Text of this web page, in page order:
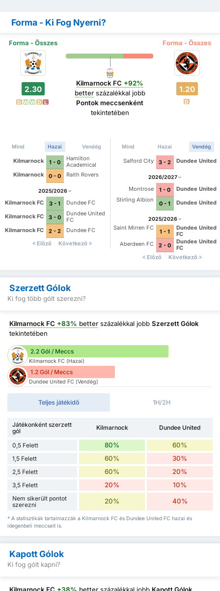
Forma - Ki Fog Nyerni?
Forma - Összes Forma - Összes
2.30
D W W D L
Kilmarnock FC +92%
betterszázalékkal jobb
Pontok meccsenként
tekintetében
1.20
D
Mind Hazai Vendég
Kilmarnock 1 - 0
Hamilton
Academical
Kilmarnock
0 - 0 Raith Rovers
2025/2026
Kilmarnock FC 3 - 1
Dundee FC
Kilmarnock FC
3 - 0
Dundee United
FC
Kilmarnock FC
2 - 2
Dundee FC
Előző
Következő
Mind Hazai Vendég
Salford City 3 - 2 Dundee United
2026/2027
Montrose 1 - 0
Dundee United
Stirling Albion
0 - 1 Dundee United
2025/2026
Saint Mirren FC
1 - 1
Dundee United
FC
Aberdeen FC
2 - 0
Dundee United
FC
Előző
Következő
Szerzett Gólok
Ki fog több gólt szerezni?
Kilmarnock FC +83% better százalékkal jobb Szerzett Gólok
tekintetében
2.2 Gól / Meccs
Kilmarnock FC (Hazai)
1.2 Gól / Meccs
Dundee United FC (Vendég)
Teljes játékidő 1H/2H
Játékonként szerzett
gól
Kilmarnock Dundee United
0,5 Felett 80% 60%
1,5 Felett 60% 30%
2,5 Felett 60% 20%
3,5 Felett 20% 10%
Nem sikerült pontot
szerezni
20% 40%
* A statisztikák tartalmazzák a Kilmarnock FC és Dundee United FC hazai és
idegenbeli meccseit is.
Kapott Gólok
Ki fog gólt kapni?